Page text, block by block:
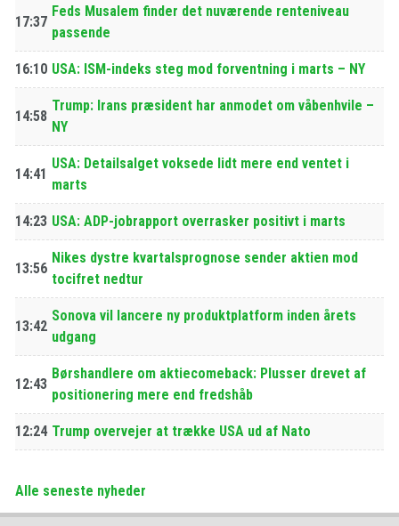
17:37
Feds Musalem finder det nuværende renteniveau
passende
16:10 USA: ISM-indeks steg mod forventning i marts – NY
14:58
Trump: Irans præsident har anmodet om våbenhvile –
NY
14:41
USA: Detailsalget voksede lidt mere end ventet i
marts
14:23 USA: ADP-jobrapport overrasker positivt i marts
13:56
Nikes dystre kvartalsprognose sender aktien mod
tocifret nedtur
13:42
Sonova vil lancere ny produktplatform inden årets
udgang
12:43
Børshandlere om aktiecomeback: Plusser drevet af
positionering mere end fredshåb
12:24 Trump overvejer at trække USA ud af Nato
Alle seneste nyheder